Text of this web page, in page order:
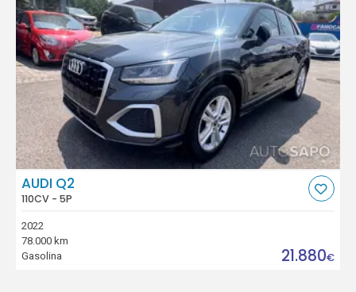
AUDI Q2
110CV - 5P
2022
78.000 km
Gasolina
21.880€